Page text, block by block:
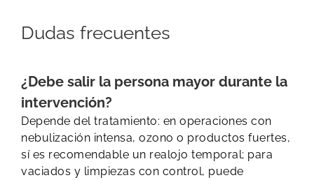
Dudas frecuentes
¿Debe salir la persona mayor durante la
intervención?
Depende del tratamiento: en operaciones con
nebulización intensa, ozono o productos fuertes,
sí es recomendable un realojo temporal; para
vaciados y limpiezas con control, puede